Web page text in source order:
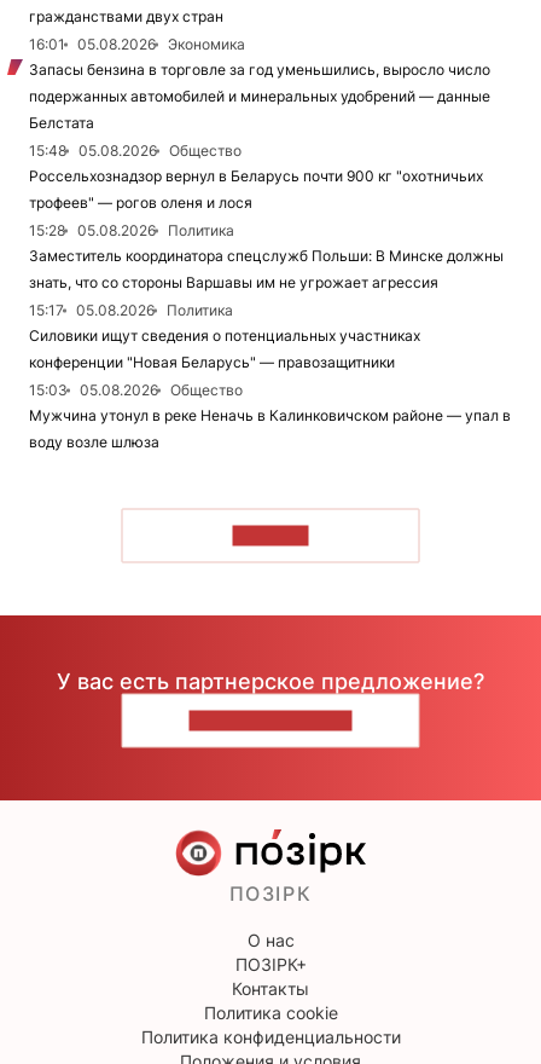
гражданствами двух стран
16:01
05.08.2026
Экономика
Запасы бензина в торговле за год уменьшились, выросло число
подержанных автомобилей и минеральных удобрений — данные
Белстата
15:48
05.08.2026
Общество
Россельхознадзор вернул в Беларусь почти 900 кг "охотничьих
трофеев" — рогов оленя и лося
15:28
05.08.2026
Политика
Заместитель координатора спецслужб Польши: В Минске должны
знать, что со стороны Варшавы им не угрожает агрессия
15:17
05.08.2026
Политика
Силовики ищут сведения о потенциальных участниках
конференции "Новая Беларусь" — правозащитники
15:03
05.08.2026
Общество
Мужчина утонул в реке Неначь в Калинковичском районе — упал в
воду возле шлюза
У вас есть партнерское предложение?
ПОЗІРК
О нас
ПОЗІРК+
Контакты
Политика cookie
Политика конфиденциальности